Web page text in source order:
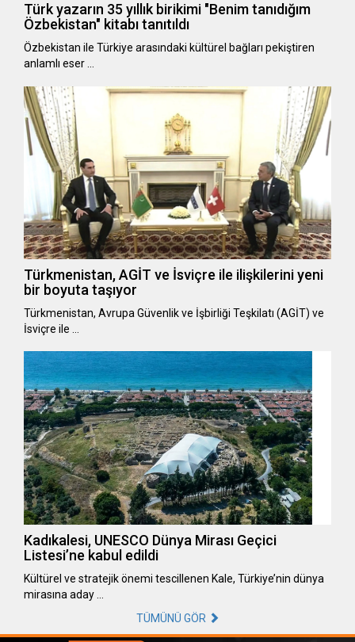
Türk yazarın 35 yıllık birikimi "Benim tanıdığım
Özbekistan" kitabı tanıtıldı
Özbekistan ile Türkiye arasındaki kültürel bağları pekiştiren
anlamlı eser …
Türkmenistan, AGİT ve İsviçre ile ilişkilerini yeni
bir boyuta taşıyor
Türkmenistan, Avrupa Güvenlik ve İşbirliği Teşkilatı (AGİT) ve
İsviçre ile …
Kadıkalesi, UNESCO Dünya Mirası Geçici
Listesi’ne kabul edildi
Kültürel ve stratejik önemi tescillenen Kale, Türkiye’nin dünya
mirasına aday …
TÜMÜNÜ GÖR